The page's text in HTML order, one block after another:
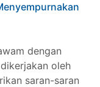
dengan
oleh
saran-saran